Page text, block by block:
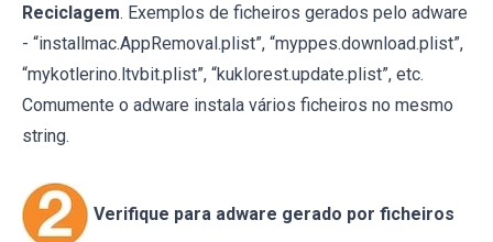
Reciclagem. Exemplos de ficheiros gerados pelo adware
- “installmac.AppRemoval.plist”, “myppes.download.plist”,
“mykotlerino.ltvbit.plist”, “kuklorest.update.plist”, etc.
Comumente o adware instala vários ficheiros no mesmo
string.
Verifique para adware gerado por ficheiros